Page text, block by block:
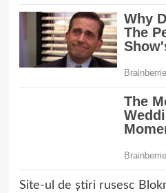
Site-ul de știri rusesc